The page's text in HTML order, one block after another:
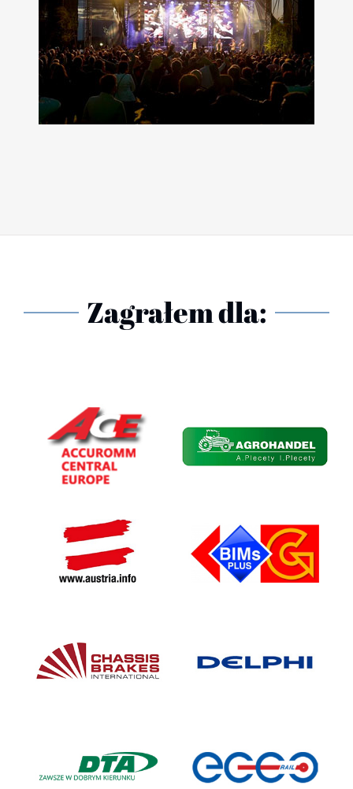
Zagrałem dla: